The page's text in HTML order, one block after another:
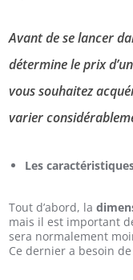
Avant de se lancer
détermine le prix
vous souhaitez
varier
Les
Tout d’abord, la
mais il est important
sera normalement
Ce dernier a besoin